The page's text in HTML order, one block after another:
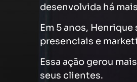
desenvolvida há
Em 5 anos,
presenciais e
Essa ação gerou
seus clientes.